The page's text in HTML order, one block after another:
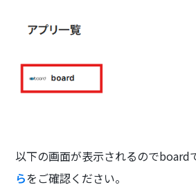
以下の画面が表示されるので
らをご確認ください。